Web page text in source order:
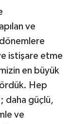
ve
dönemlere
istişare etme
en büyük
Hep
daha güçlü,
ve